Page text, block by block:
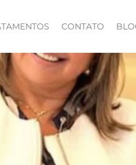
CONTATO